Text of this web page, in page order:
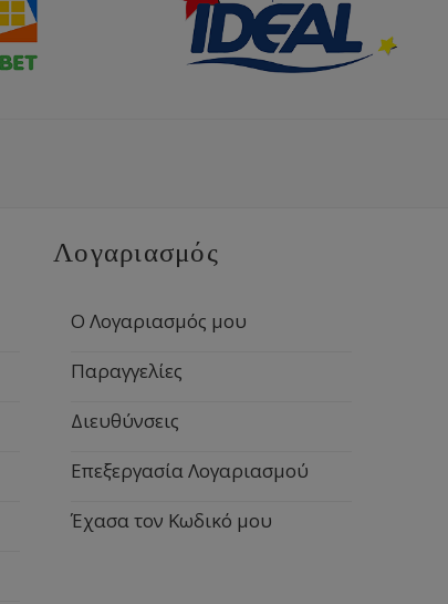
Λογαριασμός
Ο Λογαριασμός μου
Παραγγελίες
Διευθύνσεις
Επεξεργασία Λογαριασμού
Έχασα τον Κωδικό μου